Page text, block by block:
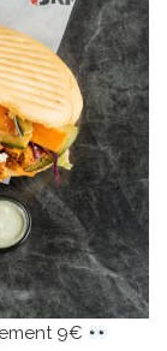
9€